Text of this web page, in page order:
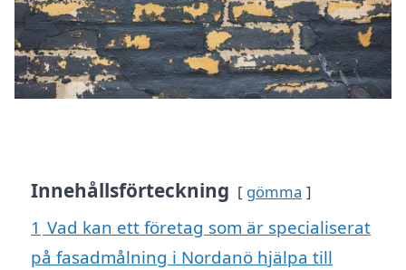
Innehållsförteckning gömma
1 Vad kan ett företag som är specialiserat
på fasadmålning i Nordanö hjälpa till